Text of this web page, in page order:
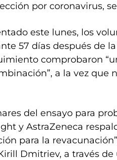
por coronavirus,
este lunes, los
57 días después de
comprobaron
a la vez que
del ensayo para
y AstraZeneca
para la
Dmitriev, a través